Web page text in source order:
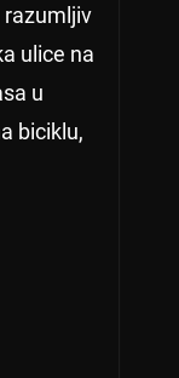
razumljiv
ulice na
u
biciklu,